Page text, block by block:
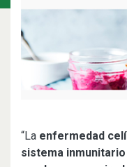
“La enfermedad
sistema inmunitario